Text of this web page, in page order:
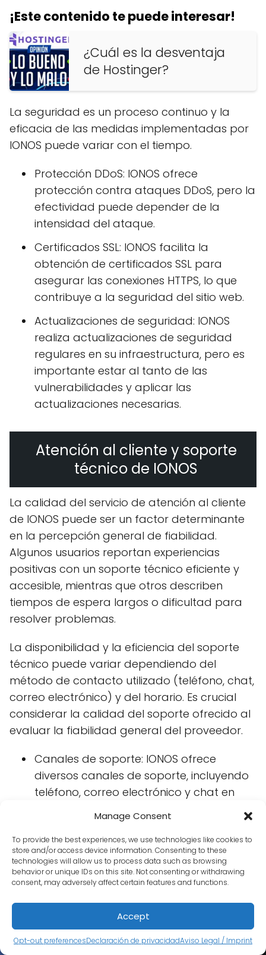
Manage Consent
To provide the best experiences, we use technologies like cookies to
store and/or access device information. Consenting to these
technologies will allow us to process data such as browsing
behavior or unique IDs on this site. Not consenting or withdrawing
consent, may adversely affect certain features and functions.
Accept
Opt-out preferencesDeclaración de privacidadAviso Legal / Imprint
¡Este contenido te puede interesar!
¿Cuál es la desventaja
de Hostinger?
La seguridad es un proceso continuo y la
eficacia de las medidas implementadas por
IONOS puede variar con el tiempo.
Protección DDoS: IONOS ofrece
protección contra ataques DDoS, pero la
efectividad puede depender de la
intensidad del ataque.
Certificados SSL: IONOS facilita la
obtención de certificados SSL para
asegurar las conexiones HTTPS, lo que
contribuye a la seguridad del sitio web.
Actualizaciones de seguridad: IONOS
realiza actualizaciones de seguridad
regulares en su infraestructura, pero es
importante estar al tanto de las
vulnerabilidades y aplicar las
actualizaciones necesarias.
Atención al cliente y soporte
técnico de IONOS
La calidad del servicio de atención al cliente
de IONOS puede ser un factor determinante
en la percepción general de fiabilidad.
Algunos usuarios reportan experiencias
positivas con un soporte técnico eficiente y
accesible, mientras que otros describen
tiempos de espera largos o dificultad para
resolver problemas.
La disponibilidad y la eficiencia del soporte
técnico puede variar dependiendo del
método de contacto utilizado (teléfono, chat,
correo electrónico) y del horario. Es crucial
considerar la calidad del soporte ofrecido al
evaluar la fiabilidad general del proveedor.
Canales de soporte: IONOS ofrece
diversos canales de soporte, incluyendo
teléfono, correo electrónico y chat en
vivo. La eficiencia de cada canal puede
Tiempo de respuesta: El tiempo de
respuesta del soporte técnico puede
variar dependiendo de la urgencia del
problema y la carga de trabajo del
equipo de soporte.
Resolución de problemas: La capacidad